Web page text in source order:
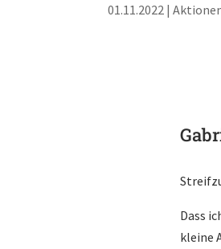
01.11.2022 |
Dass
kleine